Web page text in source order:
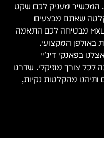
המכשיר מעניק לכם שקט
שאתם מבצעים
בשטח. הבחירה במוצר מקורי של MXL מבטיחה לכם התאמה
באולפן המקצועי.
בפאנקי דיג'יי
צורך מוזיקלי. שדרגו
מהקלטות נקיות,